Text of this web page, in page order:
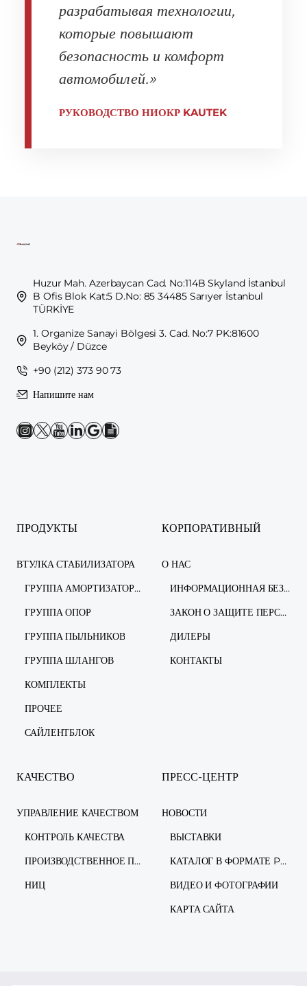
разрабатывая технологии,
которые повышают
безопасность и комфорт
автомобилей.»
РУКОВОДСТВО НИОКР KAUTEK
Huzur Mah. Azerbaycan Cad. No:114B Skyland İstanbul
B Ofis Blok Kat:5 D.No: 85 34485 Sarıyer İstanbul
TÜRKİYE
1. Organize Sanayi Bölgesi 3. Cad. No:7 PK:81600
Beyköy / Düzce
+90 (212) 373 90 73
Напишите нам
ПРОДУКТЫ
ВТУЛКА СТАБИЛИЗАТОРА
ГРУППА АМОРТИЗАТОРОВ
ГРУППА ОПОР
ГРУППА ПЫЛЬНИКОВ
ГРУППА ШЛАНГОВ
КОМПЛЕКТЫ
ПРОЧЕЕ
САЙЛЕНТБЛОК
КОРПОРАТИВНЫЙ
О НАС
ИНФОРМАЦИОННАЯ БЕЗОПАСНОСТЬ
ЗАКОН О ЗАЩИТЕ ПЕРСОНАЛЬНЫХ ДАННЫХ
ДИЛЕРЫ
КОНТАКТЫ
КАЧЕСТВО
УПРАВЛЕНИЕ КАЧЕСТВОМ
КОНТРОЛЬ КАЧЕСТВА
ПРОИЗВОДСТВЕННОЕ ПРЕДПРИЯТИЕ
НИЦ
ПРЕСС-ЦЕНТР
НОВОСТИ
ВЫСТАВКИ
КАТАЛОГ В ФОРМАТЕ PDF
ВИДЕО И ФОТОГРАФИИ
КАРТА САЙТА